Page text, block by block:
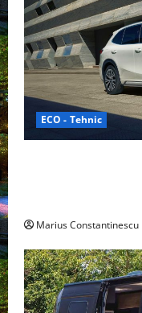
ECO - Tehnic
Marius Constantinescu